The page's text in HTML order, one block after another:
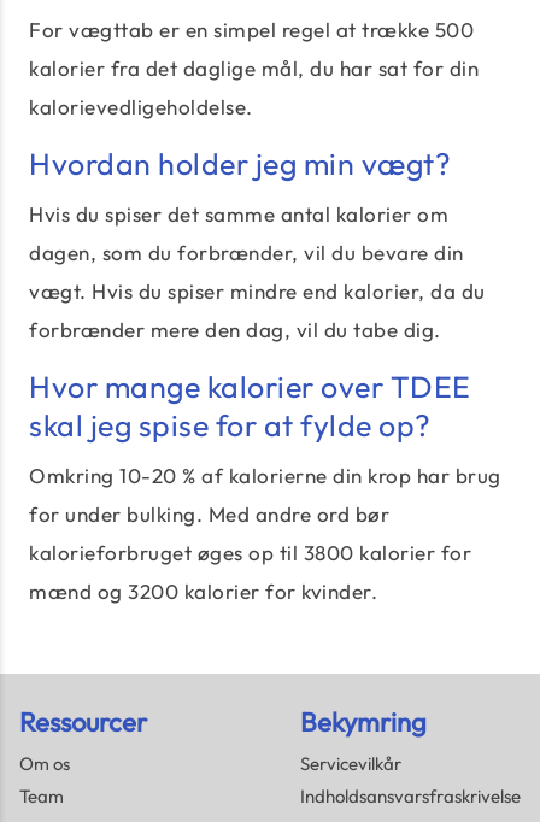
For vægttab er en simpel regel at trække 500
kalorier fra det daglige mål, du har sat for din
kalorievedligeholdelse.
Hvordan holder jeg min vægt?
Hvis du spiser det samme antal kalorier om
dagen, som du forbrænder, vil du bevare din
vægt. Hvis du spiser mindre end kalorier, da du
forbrænder mere den dag, vil du tabe dig.
Hvor mange kalorier over TDEE
skal jeg spise for at fylde op?
Omkring 10-20 % af kalorierne din krop har brug
for under bulking. Med andre ord bør
kalorieforbruget øges op til 3800 kalorier for
mænd og 3200 kalorier for kvinder.
Ressourcer
Om os
Team
Bekymring
Servicevilkår
Indholdsansvarsfraskrivelse